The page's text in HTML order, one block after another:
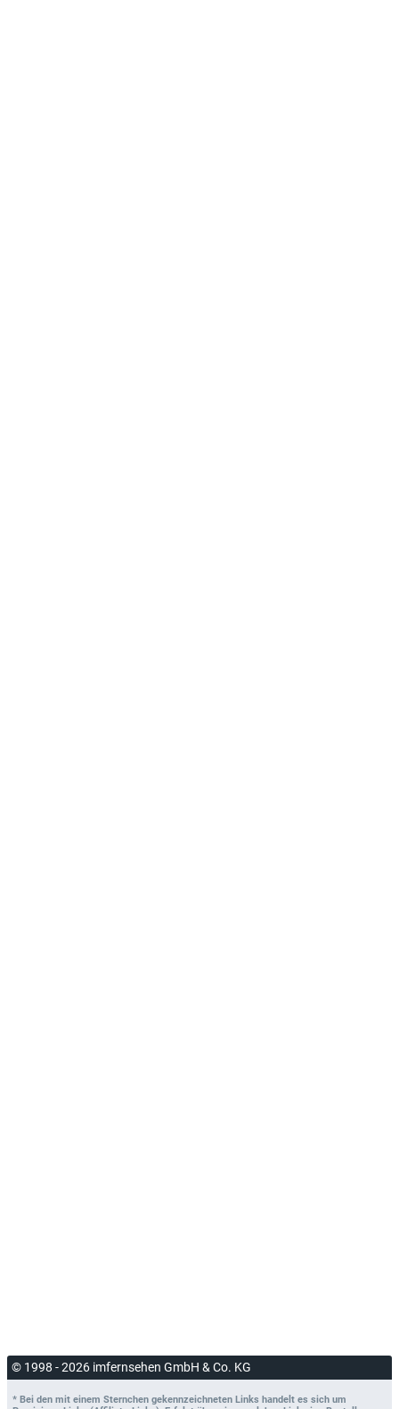
© 1998 - 2026 imfernsehen GmbH & Co. KG
* Bei den mit einem Sternchen gekennzeichneten Links handelt es sich um